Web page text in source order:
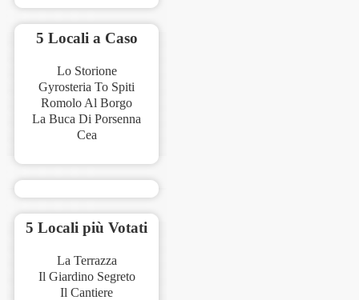
5 Locali a Caso
Lo Storione
Gyrosteria To Spiti
Romolo Al Borgo
La Buca Di Porsenna
Cea
5 Locali più Votati
La Terrazza
Il Giardino Segreto
Il Cantiere